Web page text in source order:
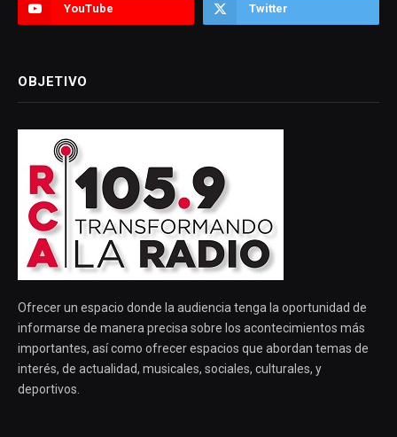
YouTube Twitter
OBJETIVO
Ofrecer un espacio donde la audiencia tenga la oportunidad de
informarse de manera precisa sobre los acontecimientos más
importantes, así como ofrecer espacios que abordan temas de
interés, de actualidad, musicales, sociales, culturales, y
deportivos.